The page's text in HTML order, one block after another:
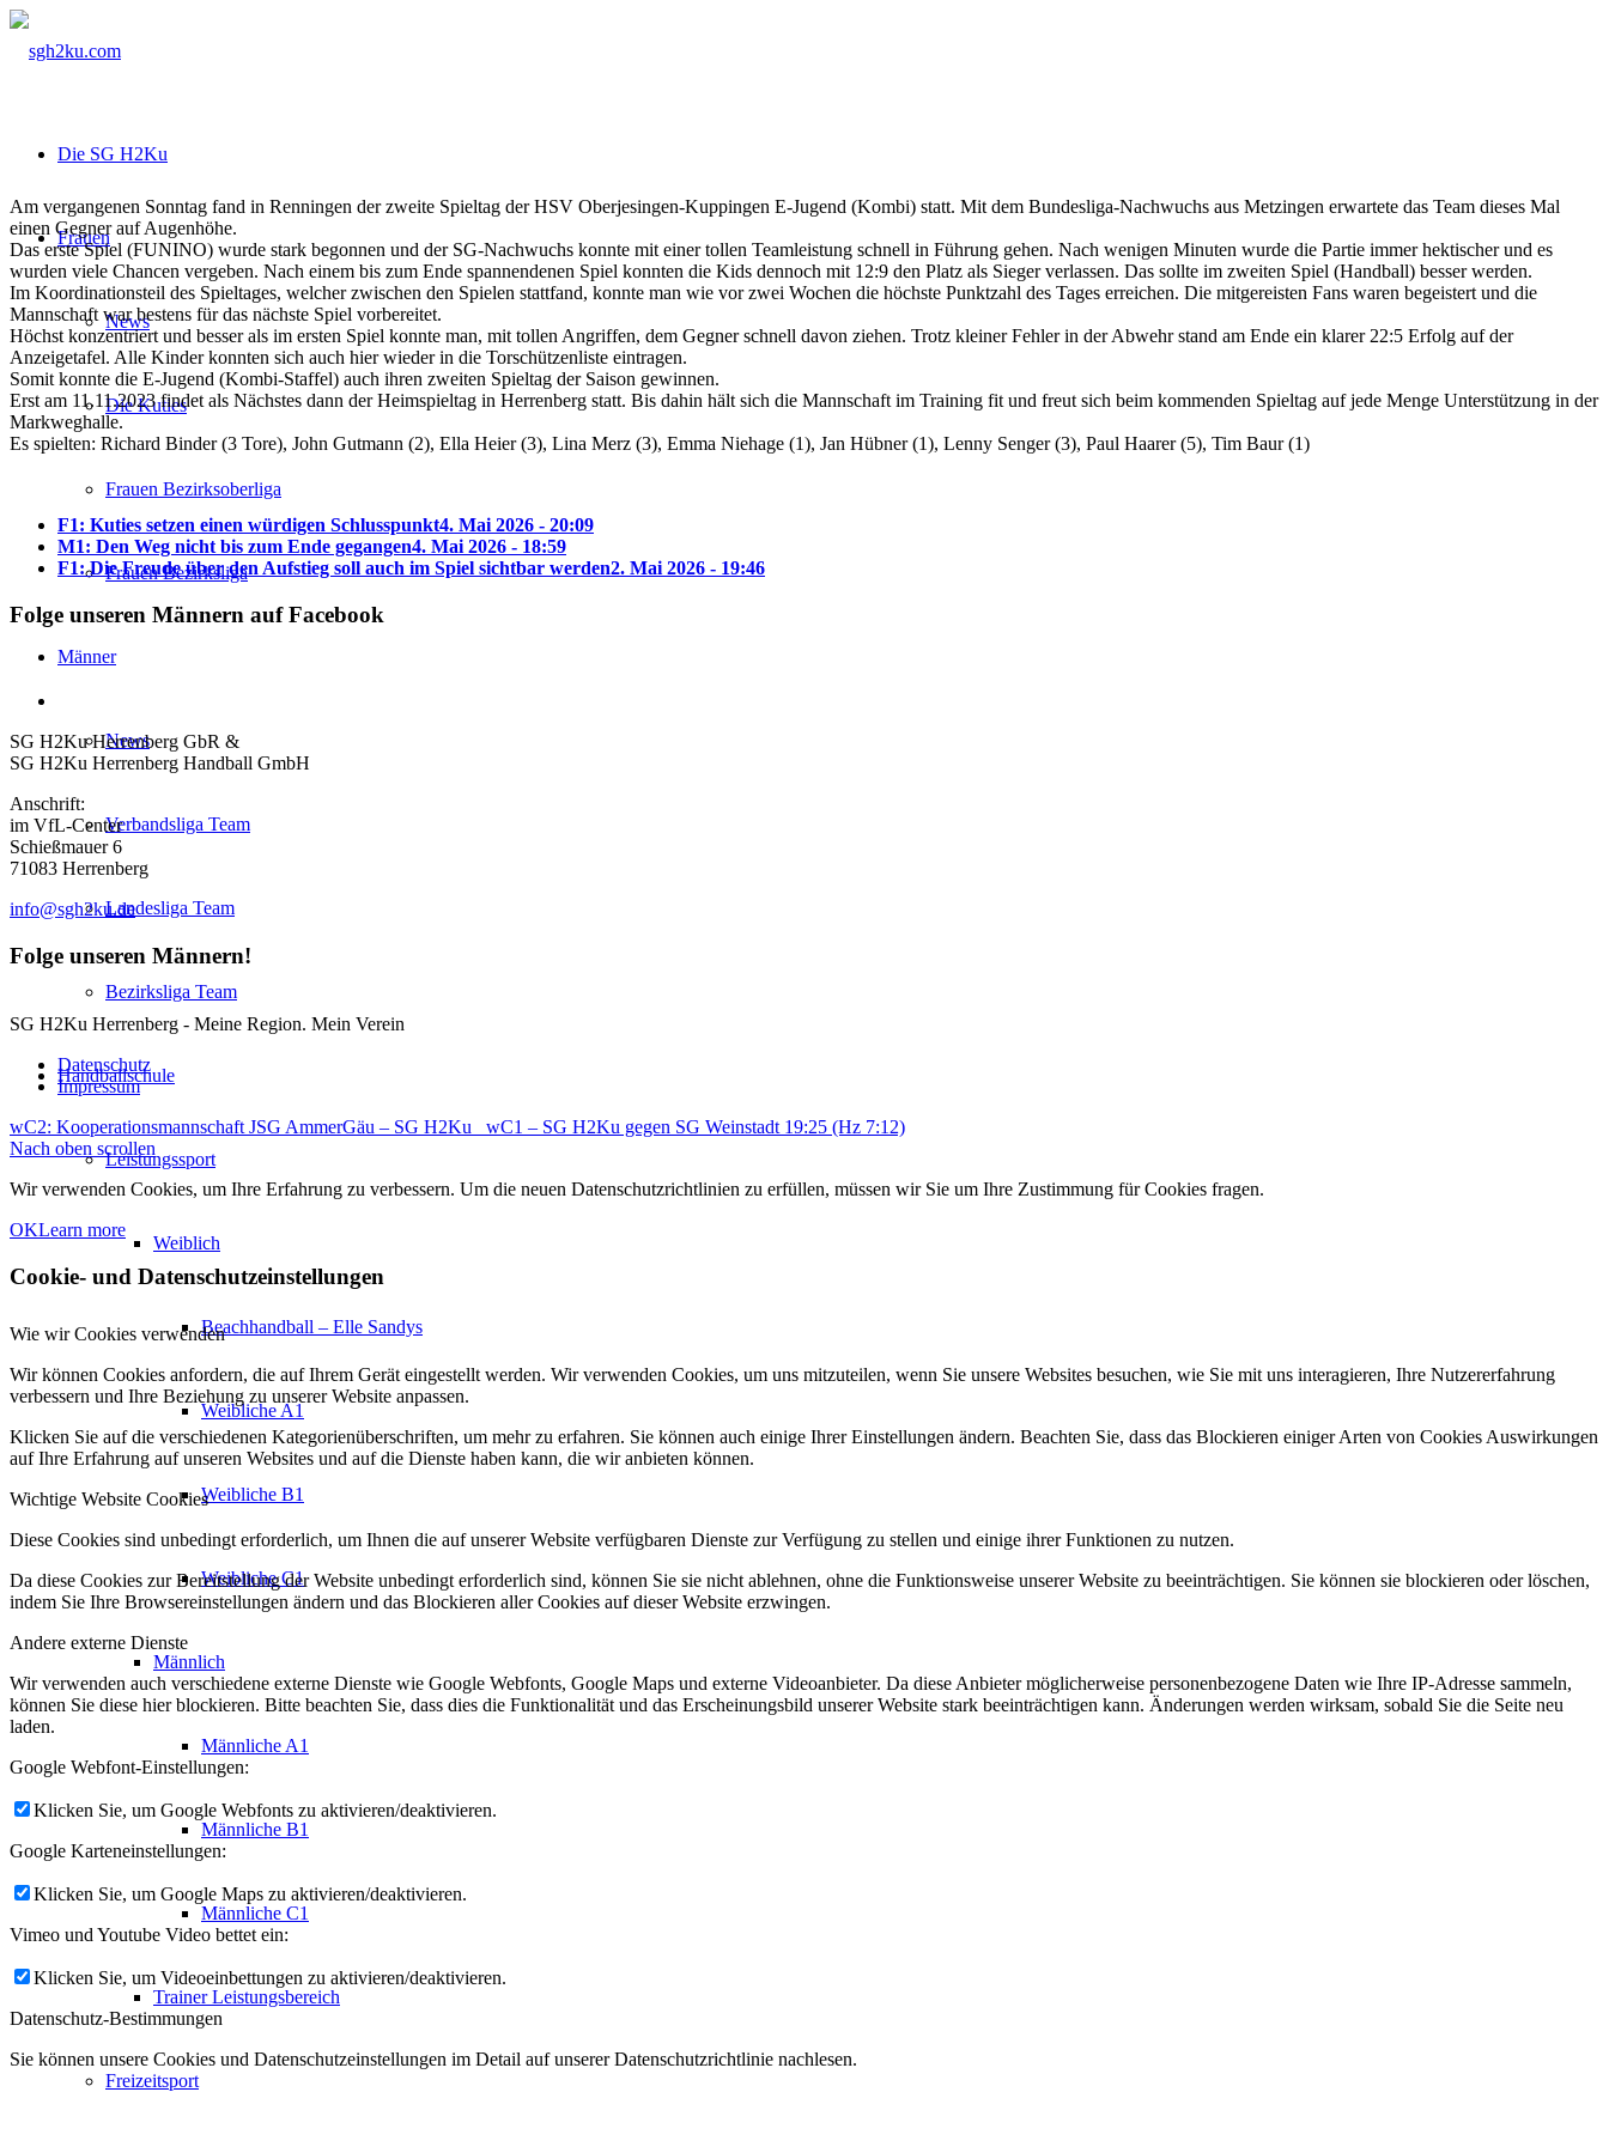
Die SG H2Ku
Frauen
News
Die Kuties
Frauen Bezirksoberliga
Frauen Bezirksliga
Männer
News
Verbandsliga Team
Landesliga Team
Bezirksliga Team
Handballschule
Leistungssport
Weiblich
Beachhandball – Elle Sandys
Weibliche A1
Weibliche B1
Weibliche C1
Männlich
Männliche A1
Männliche B1
Männliche C1
Trainer Leistungsbereich
Freizeitsport
Am vergangenen Sonntag fand in Renningen der zweite Spieltag der HSV Oberjesingen-Kuppingen E-Jugend (Kombi) statt. Mit dem Bundesliga-Nachwuchs aus Metzingen erwartete das Team dieses Mal
einen Gegner auf Augenhöhe.
Das erste Spiel (FUNINO) wurde stark begonnen und der SG-Nachwuchs konnte mit einer tollen Teamleistung schnell in Führung gehen. Nach wenigen Minuten wurde die Partie immer hektischer und es
wurden viele Chancen vergeben. Nach einem bis zum Ende spannendenen Spiel konnten die Kids dennoch mit 12:9 den Platz als Sieger verlassen. Das sollte im zweiten Spiel (Handball) besser werden.
Im Koordinationsteil des Spieltages, welcher zwischen den Spielen stattfand, konnte man wie vor zwei Wochen die höchste Punktzahl des Tages erreichen. Die mitgereisten Fans waren begeistert und die
Mannschaft war bestens für das nächste Spiel vorbereitet.
Höchst konzentriert und besser als im ersten Spiel konnte man, mit tollen Angriffen, dem Gegner schnell davon ziehen. Trotz kleiner Fehler in der Abwehr stand am Ende ein klarer 22:5 Erfolg auf der
Anzeigetafel. Alle Kinder konnten sich auch hier wieder in die Torschützenliste eintragen.
Somit konnte die E-Jugend (Kombi-Staffel) auch ihren zweiten Spieltag der Saison gewinnen.
Erst am 11.11.2023 findet als Nächstes dann der Heimspieltag in Herrenberg statt. Bis dahin hält sich die Mannschaft im Training fit und freut sich beim kommenden Spieltag auf jede Menge Unterstützung in der
Markweghalle.
Es spielten: Richard Binder (3 Tore), John Gutmann (2), Ella Heier (3), Lina Merz (3), Emma Niehage (1), Jan Hübner (1), Lenny Senger (3), Paul Haarer (5), Tim Baur (1)
F1: Kuties setzen einen würdigen Schlusspunkt4. Mai 2026 - 20:09
M1: Den Weg nicht bis zum Ende gegangen4. Mai 2026 - 18:59
F1: Die Freude über den Aufstieg soll auch im Spiel sichtbar werden2. Mai 2026 - 19:46
Folge unseren Männern auf Facebook
SG H2Ku Herrenberg GbR &
SG H2Ku Herrenberg Handball GmbH
Anschrift:
im VfL-Center
Schießmauer 6
71083 Herrenberg
info@sgh2ku.de
Folge unseren Männern!
SG H2Ku Herrenberg - Meine Region. Mein Verein
Datenschutz
Impressum
wC2: Kooperationsmannschaft JSG AmmerGäu – SG H2Ku
wC1 – SG H2Ku gegen SG Weinstadt 19:25 (Hz 7:12)
Nach oben scrollen
Wir verwenden Cookies, um Ihre Erfahrung zu verbessern. Um die neuen Datenschutzrichtlinien zu erfüllen, müssen wir Sie um Ihre Zustimmung für Cookies fragen.
OKLearn more
Cookie- und Datenschutzeinstellungen
Wie wir Cookies verwenden
Wir können Cookies anfordern, die auf Ihrem Gerät eingestellt werden. Wir verwenden Cookies, um uns mitzuteilen, wenn Sie unsere Websites besuchen, wie Sie mit uns interagieren, Ihre Nutzererfahrung
verbessern und Ihre Beziehung zu unserer Website anpassen.
Klicken Sie auf die verschiedenen Kategorienüberschriften, um mehr zu erfahren. Sie können auch einige Ihrer Einstellungen ändern. Beachten Sie, dass das Blockieren einiger Arten von Cookies Auswirkungen
auf Ihre Erfahrung auf unseren Websites und auf die Dienste haben kann, die wir anbieten können.
Wichtige Website Cookies
Diese Cookies sind unbedingt erforderlich, um Ihnen die auf unserer Website verfügbaren Dienste zur Verfügung zu stellen und einige ihrer Funktionen zu nutzen.
Da diese Cookies zur Bereitstellung der Website unbedingt erforderlich sind, können Sie sie nicht ablehnen, ohne die Funktionsweise unserer Website zu beeinträchtigen. Sie können sie blockieren oder löschen,
indem Sie Ihre Browsereinstellungen ändern und das Blockieren aller Cookies auf dieser Website erzwingen.
Andere externe Dienste
Wir verwenden auch verschiedene externe Dienste wie Google Webfonts, Google Maps und externe Videoanbieter. Da diese Anbieter möglicherweise personenbezogene Daten wie Ihre IP-Adresse sammeln,
können Sie diese hier blockieren. Bitte beachten Sie, dass dies die Funktionalität und das Erscheinungsbild unserer Website stark beeinträchtigen kann. Änderungen werden wirksam, sobald Sie die Seite neu
laden.
Google Webfont-Einstellungen:
Klicken Sie, um Google Webfonts zu aktivieren/deaktivieren.
Google Karteneinstellungen:
Klicken Sie, um Google Maps zu aktivieren/deaktivieren.
Vimeo und Youtube Video bettet ein:
Klicken Sie, um Videoeinbettungen zu aktivieren/deaktivieren.
Datenschutz-Bestimmungen
Sie können unsere Cookies und Datenschutzeinstellungen im Detail auf unserer Datenschutzrichtlinie nachlesen.